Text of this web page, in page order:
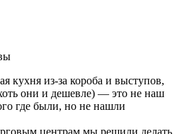
кухня из-за короба и выступов,
они и дешевле) — это не наш
где были, но не нашли
центрам мы решили делать